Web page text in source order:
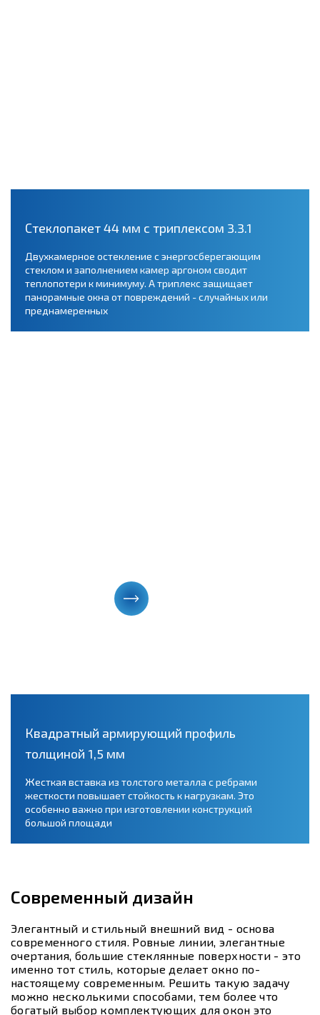
Стеклопакет 44 мм с триплексом 3.3.1
Двухкамерное остекление с энергосберегающим
стеклом и заполнением камер аргоном сводит
теплопотери к минимуму. А триплекс защищает
панорамные окна от повреждений - случайных или
преднамеренных
Квадратный армирующий профиль
толщиной 1,5 мм
Жесткая вставка из толстого металла с ребрами
жесткости повышает стойкость к нагрузкам. Это
особенно важно при изготовлении конструкций
большой площади
Современный дизайн
Элегантный и стильный внешний вид - основа
современного стиля. Ровные линии, элегантные
очертания, большие стеклянные поверхности - это
именно тот стиль, которые делает окно по-
настоящему современным. Решить такую задачу
можно несколькими способами, тем более что
богатый выбор комплектующих для окон это